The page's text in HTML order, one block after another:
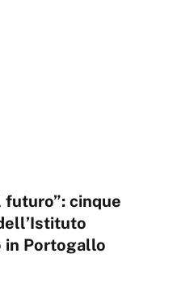
cinque
in Portogallo